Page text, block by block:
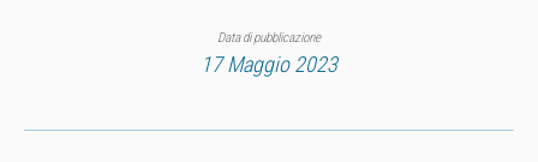
Data di pubblicazione
17 Maggio 2023